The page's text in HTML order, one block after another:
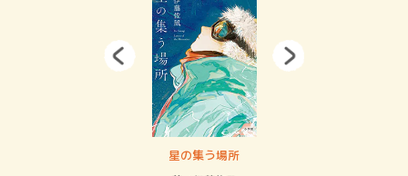
星の集う場所